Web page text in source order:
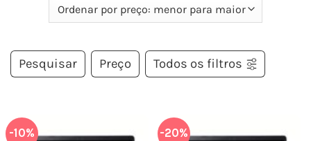
Pesquisar Preço Todos os filtros
-10% -20%